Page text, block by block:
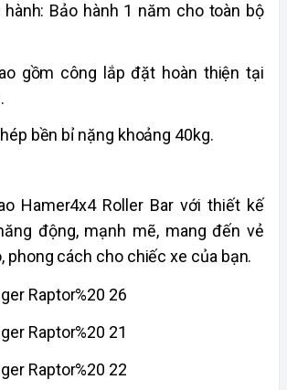
Bảo hành 1 năm cho toàn bộ
gồm công lắp đặt hoàn thiện tại
bền bỉ nặng khoảng 40kg.
Hamer4x4 Roller Bar với thiết kế
động, mạnh mẽ, mang đến vẻ
phong cách cho chiếc xe của bạn.